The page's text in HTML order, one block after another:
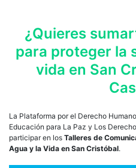
¿Quieres
para proteger la
vida en San
La Plataforma por el Derecho
Educación para La Paz y Los
participar en los Talleres de
Agua y la Vida en San Cristóbal.